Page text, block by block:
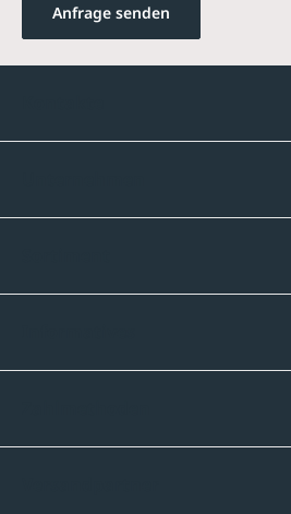
Anfrage senden